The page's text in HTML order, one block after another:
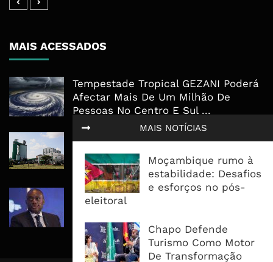
MAIS NOTÍCIAS
Moçambique rumo à
estabilidade: Desafios
e esforços no pós-
eleitoral
Chapo Defende
Turismo Como Motor
De Transformação
MAIS ACESSADOS
Tempestade Tropical GEZANI Poderá
Afectar Mais De Um Milhão De
Pessoas No Centro E Sul ...
Governo admite nova operadora
para a Mozal após suspensão das
operações
CEO do Standard Bank pede ao
Governo que “saia do caminho” e
facilite os negócios